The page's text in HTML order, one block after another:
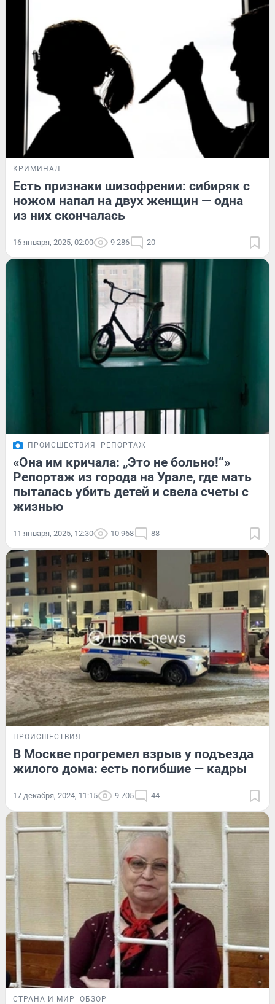
КРИМИНАЛ
Есть признаки шизофрении: сибиряк с
ножом напал на двух женщин — одна
из них скончалась
16 января, 2025, 02:00 9 286 20
ПРОИСШЕСТВИЯ РЕПОРТАЖ
«Она им кричала: „Это не больно!“»
Репортаж из города на Урале, где мать
пыталась убить детей и свела счеты с
жизнью
11 января, 2025, 12:30 10 968 88
ПРОИСШЕСТВИЯ
В Москве прогремел взрыв у подъезда
жилого дома: есть погибшие — кадры
17 декабря, 2024, 11:15 9 705 44
СТРАНА И МИР ОБЗОР